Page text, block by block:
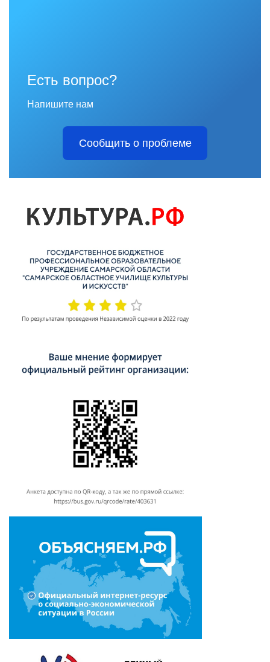
Есть вопрос?
Напишите нам
Сообщить о проблеме